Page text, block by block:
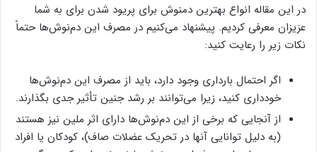
در این مقاله انواع بهترین دمنوش برای پریود شدن برای به شما
عزیزان معرفی کردیم. پیشنهاد می‌کنیم در مصرف این دم‌نوش‌ها حتماً
نکات زیر را رعایت کنید:
اگر احتمال بارداری وجود دارد، باید از مصرف این دم‌نوش‌ها
خودداری کنید، زیرا می‌توانند بر رشد جنین تأثیر جدی بگذارند.
از آنجایی که برخی از این دم‌نوش‌ها دارای اثر ملین نیز هستند
(به دلیل توانایی آنها در تحریک عضلات صاف)، کودکان یا افراد